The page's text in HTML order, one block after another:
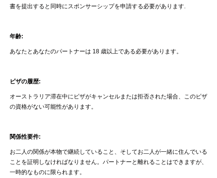
書を提出すると同時にスポンサーシップを申請する必要があります.
年齢:
あなたとあなたのパートナーは 18 歳以上である必要があります。
ビザの履歴:
オーストラリア滞在中にビザがキャンセルまたは拒否された場合、このビザ
の資格がない可能性があります。
関係性要件:
お二人の関係が本物で継続していること、そしてお二人が一緒に住んでいる
ことを証明しなければなりません。 パートナーと離れることはできますが、
一時的なものに限られます。